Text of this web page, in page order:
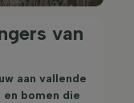
van
aan vallende
bomen die